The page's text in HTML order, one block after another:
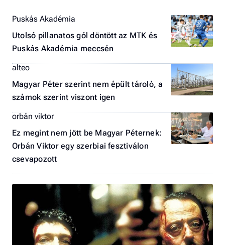
Puskás Akadémia
Utolsó pillanatos gól döntött az MTK és
Puskás Akadémia meccsén
alteo
Magyar Péter szerint nem épült tároló, a
számok szerint viszont igen
orbán viktor
Ez megint nem jött be Magyar Péternek:
Orbán Viktor egy szerbiai fesztiválon
csevapozott